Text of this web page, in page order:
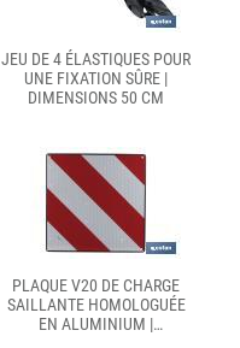
JEU DE 4 ÉLASTIQUES POUR
UNE FIXATION SÛRE |
DIMENSIONS 50 CM
PLAQUE V20 DE CHARGE
SAILLANTE HOMOLOGUÉE
EN ALUMINIUM |